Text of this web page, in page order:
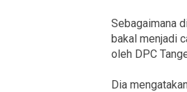
Sebagaimana
bakal menjadi
oleh DPC
Dia